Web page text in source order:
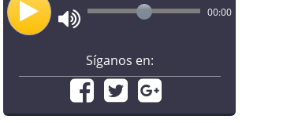
00:00
Síganos en: